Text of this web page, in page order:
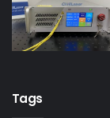
Tags